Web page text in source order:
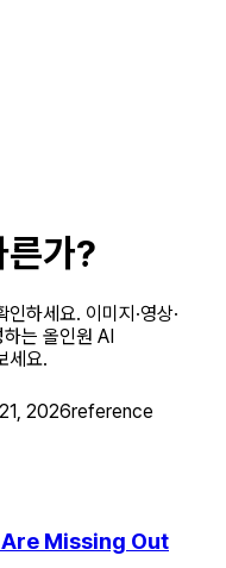
가?
하세요. 이미지·영상·
는 올인원 AI
세요.
2026reference
Missing Out